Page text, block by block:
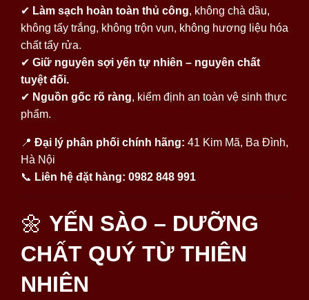
✔ Làm sạch hoàn toàn thủ công, không chà dầu,
không tẩy trắng, không trộn vụn, không hương liệu hóa
chất tẩy rửa.
✔ Giữ nguyên sợi yến tự nhiên – nguyên chất
tuyệt đối.
✔ Nguồn gốc rõ ràng, kiểm định an toàn vệ sinh thực
phẩm.
📍 Đại lý phân phối chính hãng: 41 Kim Mã, Ba Đình,
Hà Nội
📞 Liên hệ đặt hàng: 0982 848 991
🌼 YẾN SÀO – DƯỠNG
CHẤT QUÝ TỪ THIÊN
NHIÊN